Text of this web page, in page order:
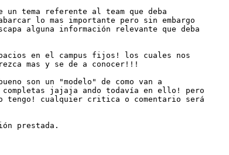
tema referente al team que deba
lo mas importante pero sin embargo
alguna información relevante que deba
en el campus fijos! los cuales nos
mas y se de a conocer!!!
son un "modelo" de como van a
jajaja ando todavía en ello! pero
tengo! cualquier critica o comentario será
prestada.